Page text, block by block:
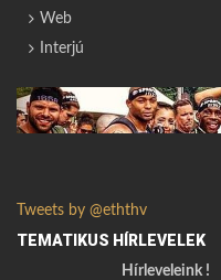
Web
Interjú
Tweets by @eththv
TEMATIKUS HÍRLEVELEK
Hírleveleink !